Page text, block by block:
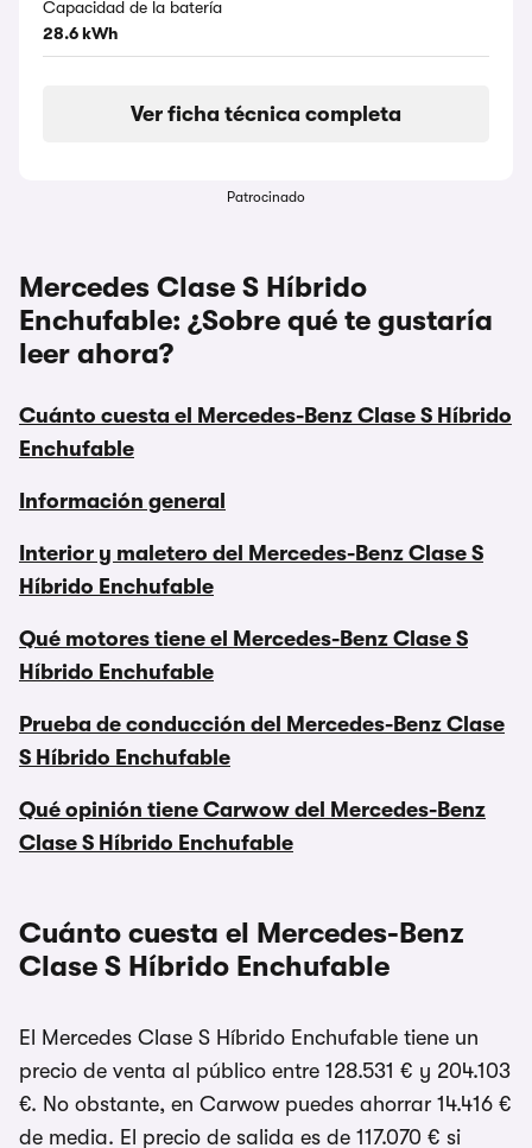
Capacidad de la batería
28.6 kWh
Ver ficha técnica completa
Patrocinado
Mercedes Clase S Híbrido
Enchufable: ¿Sobre qué te gustaría
leer ahora?
Cuánto cuesta el Mercedes-Benz Clase S Híbrido
Enchufable
Información general
Interior y maletero del Mercedes-Benz Clase S
Híbrido Enchufable
Qué motores tiene el Mercedes-Benz Clase S
Híbrido Enchufable
Prueba de conducción del Mercedes-Benz Clase
S Híbrido Enchufable
Qué opinión tiene Carwow del Mercedes-Benz
Clase S Híbrido Enchufable
Cuánto cuesta el Mercedes-Benz
Clase S Híbrido Enchufable
El Mercedes Clase S Híbrido Enchufable tiene un
precio de venta al público entre 128.531 € y 204.103
€. No obstante, en Carwow puedes ahorrar 14.416 €
de media. El precio de salida es de 117.070 € si